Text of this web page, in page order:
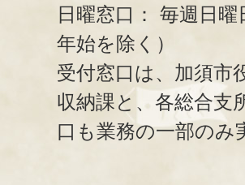
日曜窓口： 毎週日
年始を除く）
受付窓口は、加須市
収納課と、 各総合支
口も業務の一部のみ